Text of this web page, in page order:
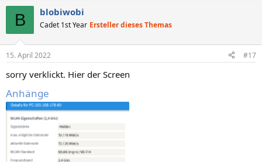
B blobiwobi
Cadet 1st Year Ersteller dieses Themas
15. April 2022 #17
sorry verklickt. Hier der Screen
Anhänge